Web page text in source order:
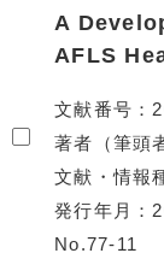
A
AFLS
文献番号
著者（筆頭
文献・情報
発行年月
No.77-11